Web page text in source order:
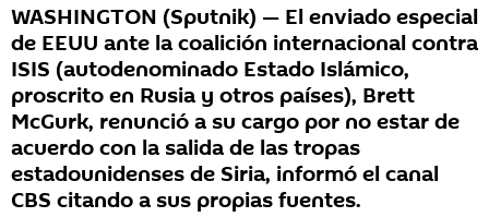
WASHINGTON (Sputnik) — El enviado especial
de EEUU ante la coalición internacional contra
ISIS (autodenominado Estado Islámico,
proscrito en Rusia y otros países), Brett
McGurk, renunció a su cargo por no estar de
acuerdo con la salida de las tropas
estadounidenses de Siria, informó el canal
CBS citando a sus propias fuentes.